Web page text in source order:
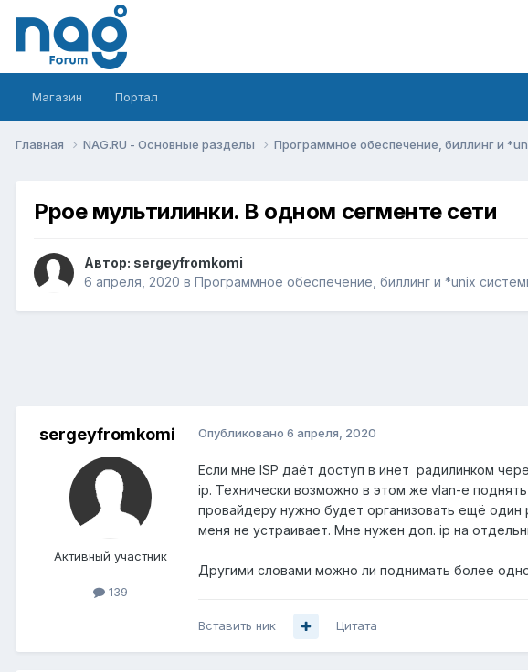
Магазин Портал
Главная NAG.RU - Основные разделы Программное обеспечение, биллинг и
Ppoe мультилинки. В одном сегменте сети
Автор: sergeyfromkomi
6 апреля, 2020 в Программное обеспечение, биллинг и *unix
sergeyfromkomi
Активный участник
139
Опубликовано 6 апреля, 2020
Если мне ISP даёт доступ в инет радилинком
ip. Технически возможно в этом же vlan-е
провайдеру нужно будет организовать ещё
меня не устраивает. Мне нужен доп. ip на
Другими словами можно ли поднимать более
Вставить ник Цитата